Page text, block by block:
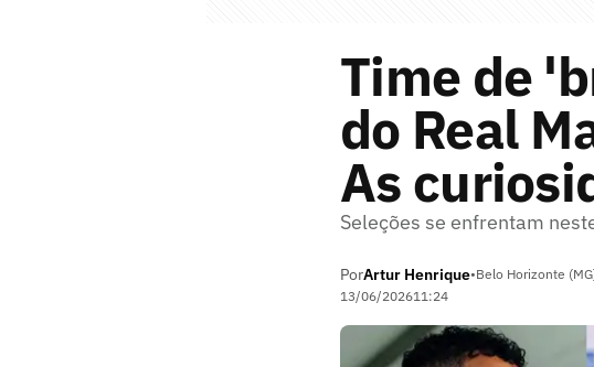
Time de
do Real
As
Seleções se enfrentam
PorArtur Henrique•Belo Horizonte
13/06/202611:24